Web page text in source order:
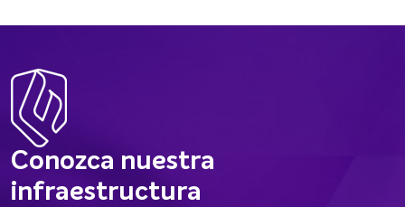
Conozca nuestra
infraestructura